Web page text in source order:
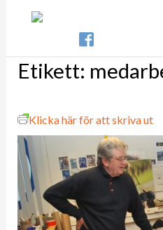

Etikett:
Klicka här för att skriva ut